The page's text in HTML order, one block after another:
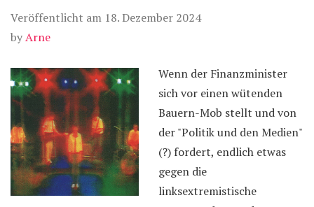
Veröffentlicht am 18. Dezember 2024
byArne
Wenn der Finanzminister
sich vor einen wütenden
Bauern-Mob stellt und von
der "Politik und den Medien"
(?) fordert, endlich etwas
gegen die
linksextremistische